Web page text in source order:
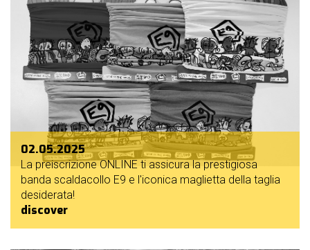
02.05.2025
La preiscrizione ONLINE ti assicura la prestigiosa
banda scaldacollo E9 e l'iconica maglietta della taglia
desiderata!
discover